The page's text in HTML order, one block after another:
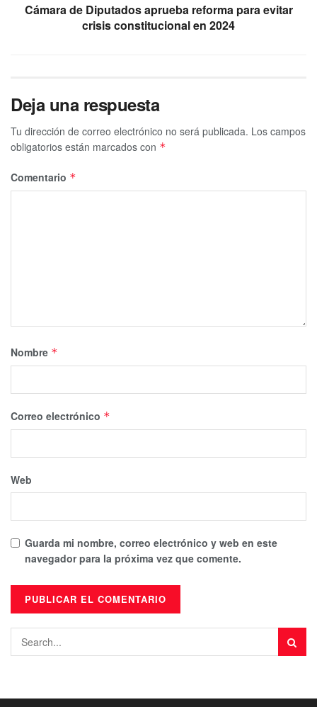
Cámara de Diputados aprueba reforma para evitar
crisis constitucional en 2024
Deja una respuesta
Tu dirección de correo electrónico no será publicada. Los campos
obligatorios están marcados con *
Comentario *
Nombre *
Correo electrónico *
Web
Guarda mi nombre, correo electrónico y web en este
navegador para la próxima vez que comente.